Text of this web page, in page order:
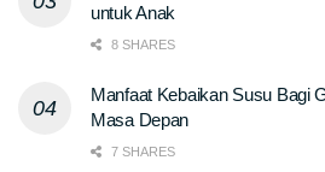
untuk Anak
8 SHARES
Manfaat Kebaikan Susu Bagi
Masa Depan
7 SHARES